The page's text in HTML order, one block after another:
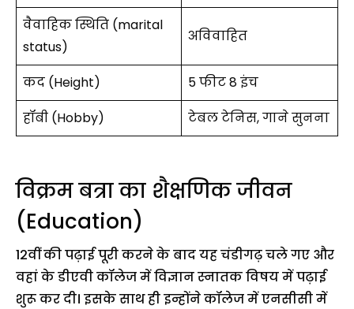
वैवाहिक स्थिति (marital
status)
अविवाहित
कद (Height)
5 फीट 8 इंच
हॉबी (Hobby)
टेबल टेनिस, गाने सुनना
विक्रम बत्रा का शैक्षणिक जीवन
(Education)
12वीं की पढ़ाई पूरी करने के बाद यह चंडीगढ़ चले गए और
वहां के डीएवी कॉलेज में विज्ञान स्नातक विषय में पढ़ाई
शुरू कर दी। इसके साथ ही इन्होंने कॉलेज में एनसीसी में